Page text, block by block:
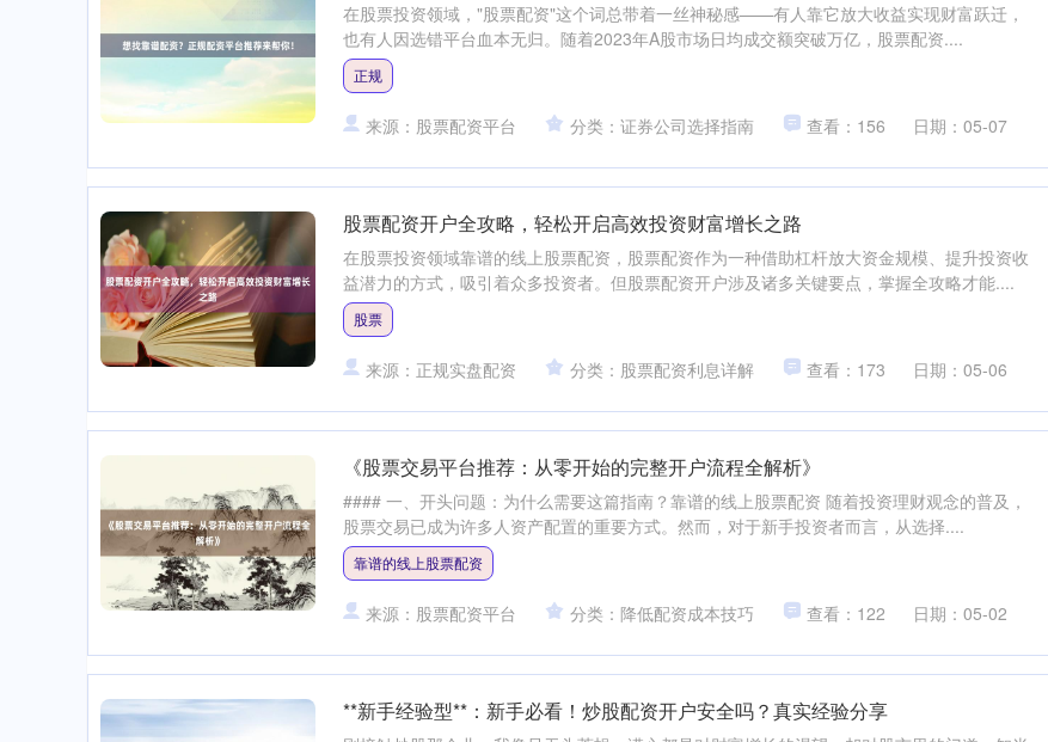
在股票投资领域，"股票配资"这个词总带着一丝神秘感——有人靠它放大收益实现财富跃迁，
也有人因选错平台血本无归。随着2023年A股市场日均成交额突破万亿，股票配资....
正规
来源：股票配资平台 分类：证券公司选择指南 查看：156 日期：05-07
股票配资开户全攻略，轻松开启高效投资财富增长之路
在股票投资领域靠谱的线上股票配资，股票配资作为一种借助杠杆放大资金规模、提升投资收
益潜力的方式，吸引着众多投资者。但股票配资开户涉及诸多关键要点，掌握全攻略才能....
股票
来源：正规实盘配资 分类：股票配资利息详解 查看：173 日期：05-06
《股票交易平台推荐：从零开始的完整开户流程全解析》
#### 一、开头问题：为什么需要这篇指南？靠谱的线上股票配资 随着投资理财观念的普及，
股票交易已成为许多人资产配置的重要方式。然而，对于新手投资者而言，从选择....
靠谱的线上股票配资
来源：股票配资平台 分类：降低配资成本技巧 查看：122 日期：05-02
**新手经验型**：新手必看！炒股配资开户安全吗？真实经验分享